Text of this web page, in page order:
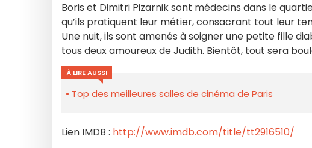
Boris et Dimitri Pizarnik sont médecins dans le
qu’ils pratiquent leur métier, consacrant tout leur
Une nuit, ils sont amenés à soigner une petite fille
tous deux amoureux de Judith. Bientôt, tout sera
À LIRE AUSSI
Top des meilleures salles de cinéma de Paris
Lien IMDB : http://www.imdb.com/title/tt2916510/